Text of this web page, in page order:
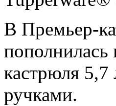
В Премьер-
кастрюля 5,7
ручками.